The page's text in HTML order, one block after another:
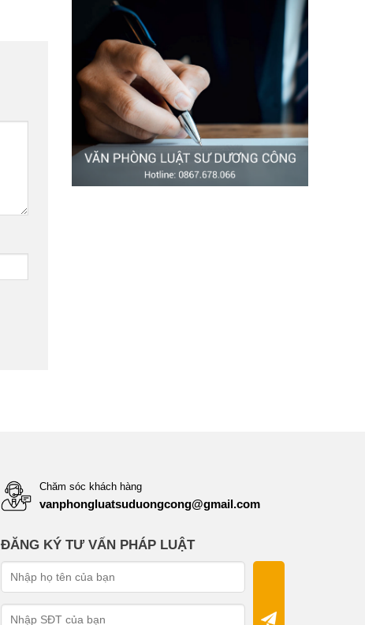
Chăm sóc khách hàng
vanphongluatsuduongcong@gmail.com
ĐĂNG KÝ TƯ VẤN PHÁP LUẬT